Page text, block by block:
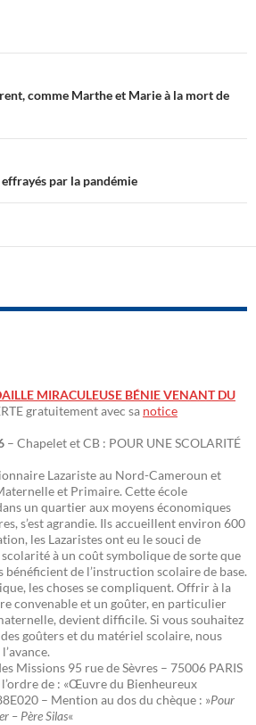
comme Marthe et Marie à la mort de
par la pandémie
MIRACULEUSE BÉNIE VENANT DU
gratuitement avec sa notice
– Chapelet et CB : POUR UNE SCOLARITÉ
Lazariste au Nord-Cameroun et
et Primaire. Cette école
un quartier aux moyens économiques
s’est agrandie. Ils accueillent environ 600
les Lazaristes ont eu le souci de
à un coût symbolique de sorte que
bénéficient de l’instruction scolaire de base.
les choses se compliquent. Offrir à la
convenable et un goûter, en particulier
devient difficile. Si vous souhaitez
goûters et du matériel scolaire, nous
Missions 95 rue de Sèvres – 75006 PARIS
de : «Œuvre du Bienheureux
– Mention au dos du chèque : »Pour
– Père Silas«